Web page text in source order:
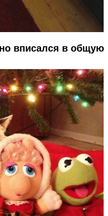
вписался в общую